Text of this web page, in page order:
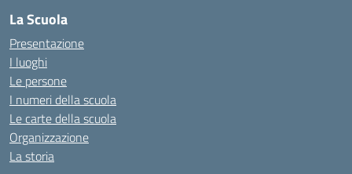
La Scuola
Presentazione
I luoghi
Le persone
I numeri della scuola
Le carte della scuola
Organizzazione
La storia